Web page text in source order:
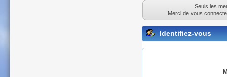
Seuls les
Merci de vous
Identifiez-vous